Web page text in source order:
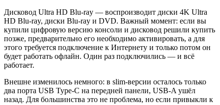
Дисковод Ultra HD Blu-ray — воспроизводит диски 4K Ultra
HD Blu-ray, диски Blu-ray и DVD. Важный момент: если вы
купили цифровую версию консоли и дисковод решили купить
позже, предварительно его необходимо активировать, а для
этого требуется подключение к Интернету и только потом он
будет работать офлайн. Один раз подключились — и всё
работает.
Внешне изменилось немного: в slim-версии осталось только
два порта USB Type-C на передней панели, USB-A ушёл
назад. Для большинства это не проблема, но если привыкли к